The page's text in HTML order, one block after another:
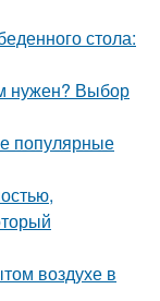
стола:
нужен? Выбор
популярные
воздухе в